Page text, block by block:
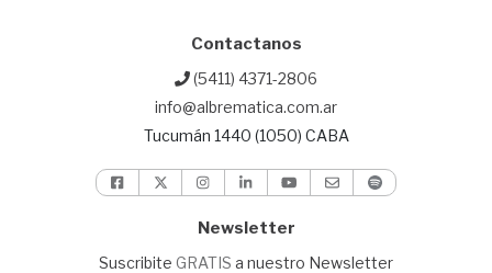
Contactanos
(5411) 4371-2806
info@albrematica.com.ar
Tucumán 1440 (1050) CABA
Newsletter
Suscribite GRATIS a nuestro Newsletter